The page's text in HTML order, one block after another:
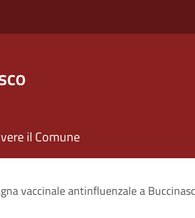
il Comune
vaccinale antinfluenzale a